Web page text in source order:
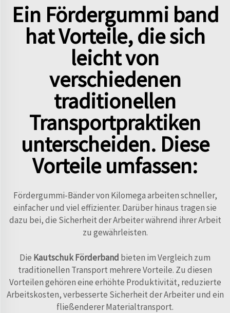
Ein Fördergummi band
hat Vorteile, die sich
leicht von
verschiedenen
traditionellen
Transportpraktiken
unterscheiden. Diese
Vorteile umfassen:
Fördergummi-Bänder von Kilomega arbeiten schneller,
einfacher und viel effizienter. Darüber hinaus tragen sie
dazu bei, die Sicherheit der Arbeiter während ihrer Arbeit
zu gewährleisten.
Die Kautschuk Förderband bieten im Vergleich zum
traditionellen Transport mehrere Vorteile. Zu diesen
Vorteilen gehören eine erhöhte Produktivität, reduzierte
Arbeitskosten, verbesserte Sicherheit der Arbeiter und ein
fließenderer Materialtransport.